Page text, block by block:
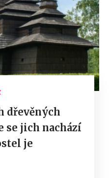
dřevěných
se jich nachází
je